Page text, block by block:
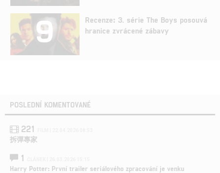
9
Recenze: 3. série The Boys posouvá
hranice zvrácené zábavy
POSLEDNÍ KOMENTOVANÉ
221
拆彈專家
1
Harry Potter: První trailer seriálového zpracování je venku